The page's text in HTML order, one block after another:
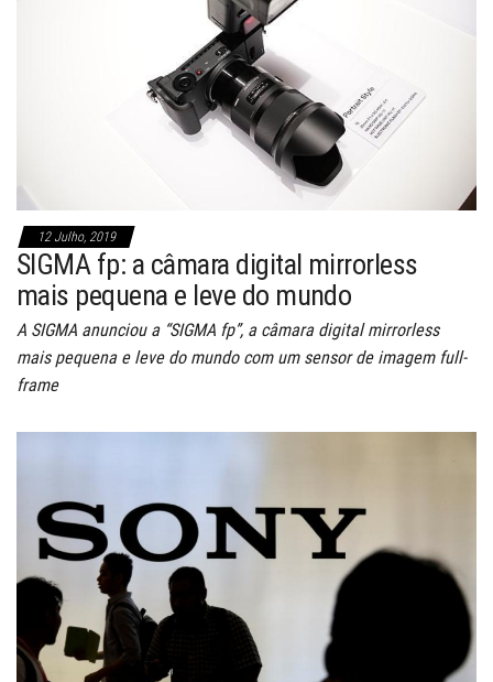
12 Julho, 2019
SIGMA fp: a câmara digital mirrorless
mais pequena e leve do mundo
A SIGMA anunciou a “SIGMA fp”, a câmara digital mirrorless
mais pequena e leve do mundo com um sensor de imagem full-
frame